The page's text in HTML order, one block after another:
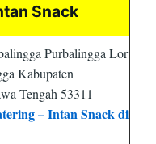
Snack
Purbalingga Lor
Kabupaten
Tengah 53311
– Intan Snack di